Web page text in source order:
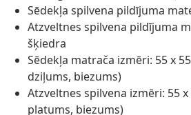
Sēdekļa spilvena pildījuma
Atzveltnes spilvena pildījuma
šķiedra
Sēdekļa matrača izmēri: 55 x
dziļums, biezums)
Atzveltnes spilvena izmēri: 55
platums, biezums)